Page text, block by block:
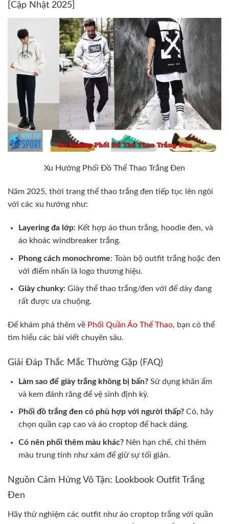
[Cập Nhật 2025]
Xu Hướng Phối Đồ Thể Thao Trắng Đen
Năm 2025, thời trang thể thao trắng đen tiếp tục lên ngôi
với các xu hướng như:
Layering đa lớp: Kết hợp áo thun trắng, hoodie đen, và
áo khoác windbreaker trắng.
Phong cách monochrome: Toàn bộ outfit trắng hoặc đen
với điểm nhấn là logo thương hiệu.
Giày chunky: Giày thể thao trắng/đen với đế dày đang
rất được ưa chuộng.
Để khám phá thêm về Phối Quần Áo Thể Thao, bạn có thể
tìm hiểu các bài viết chuyên sâu.
Giải Đáp Thắc Mắc Thường Gặp (FAQ)
Làm sao để giày trắng không bị bẩn?Sử dụng khăn ẩm
và kem đánh răng để vệ sinh định kỳ.
Phối đồ trắng đen có phù hợp với người thấp?Có, hãy
chọn quần cạp cao và áo croptop để hack dáng.
Có nên phối thêm màu khác?Nên hạn chế, chỉ thêm
màu trung tính như xám để giữ sự tối giản.
Nguồn Cảm Hứng Vô Tận: Lookbook Outfit Trắng
Đen
Hãy thử nghiệm các outfit như áo croptop trắng với quần